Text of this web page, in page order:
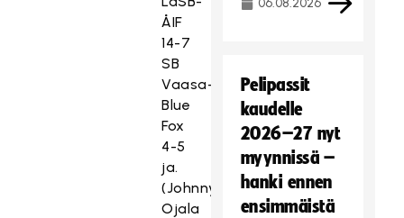
ÅIF
14-7
SB
Vaasa-
Blue
Fox
4-5
ja.
(Johnny
Ojala
06.08.2026
Pelipassit
kaudelle
2026–27 nyt
myynnissä –
hanki ennen
ensimmäistä